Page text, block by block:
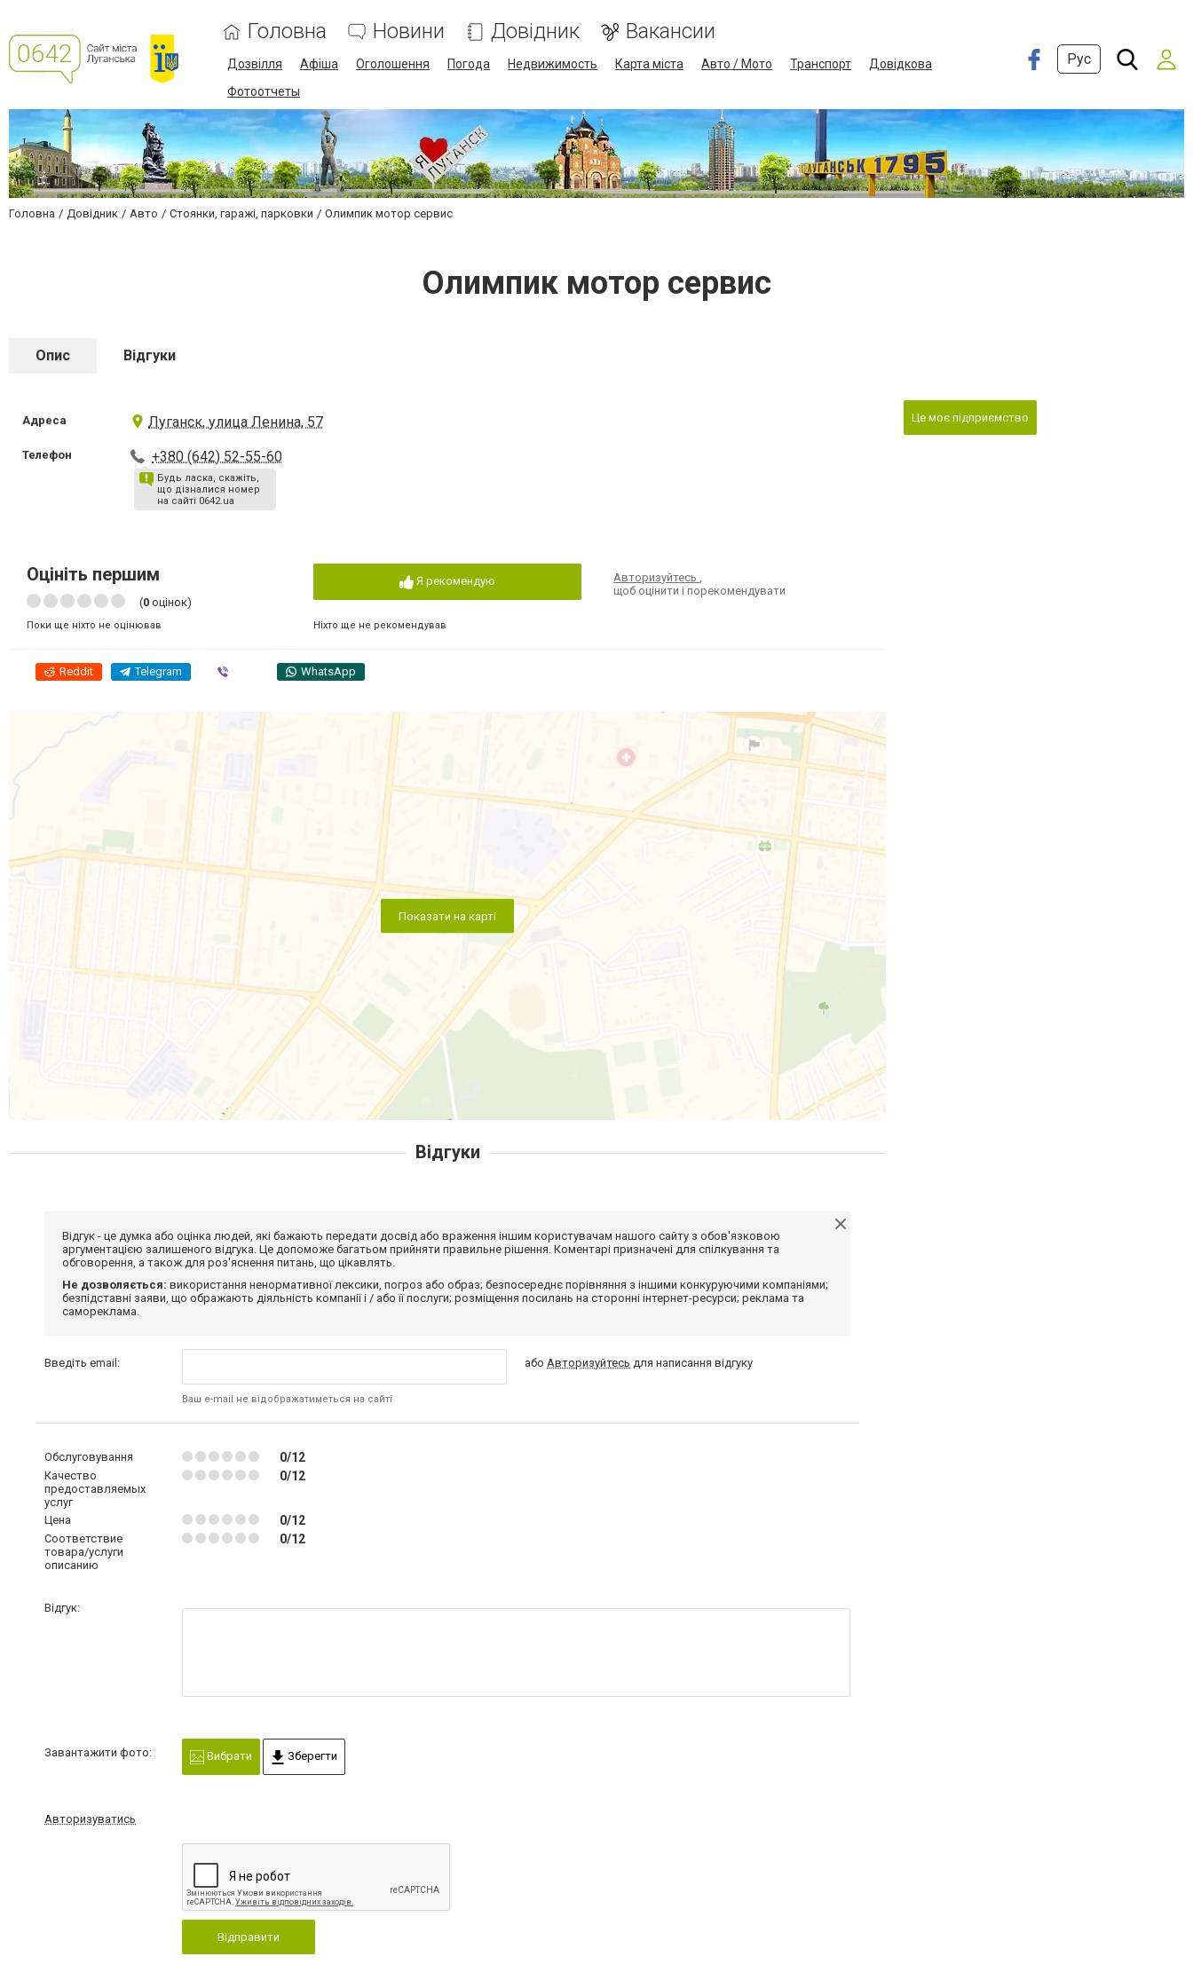
Головна Новини Довідник Вакансии
Дозвілля Афіша Оголошення Погода Недвижимость Карта міста Авто / Мото Транспорт
Довідкова
Фотоотчеты
Рус
Головна Довідник Авто Стоянки, гаражі, парковки Олимпик мотор сервис
Олимпик мотор сервис
Опис Відгуки
Адреса Луганск, улица Ленина, 57
Телефон +380 (642) 52-55-60
Будь ласка, скажіть,
що дізналися номер
на сайті 0642.ua
Оцініть першим
(0 оцінок)
Поки ще ніхто не оцінював
Я рекомендую
Ніхто ще не рекомендував
Авторизуйтесь,
щоб оцінити і порекомендувати
Reddit Telegram WhatsApp
Показати на карті
Це моє підприємство
Відгуки
Відгук - це думка або оцінка людей, які бажають передати досвід або враження іншим користувачам нашого сайту з обов'язковою
аргументацією залишеного відгука. Це допоможе багатьом прийняти правильне рішення. Коментарі призначені для спілкування та
обговорення, а також для роз'яснення питань, що цікавлять.
Не дозволяється: використання ненормативної лексики, погроз або образ; безпосереднє порівняння з іншими конкуруючими компаніями;
безпідставні заяви, що ображають діяльність компанії і / або її послуги; розміщення посилань на сторонні інтернет-ресурси; реклама та
самореклама.
Введіть email:
Ваш e-mail не відображатиметься на сайті
абоАвторизуйтесь для написання відгуку
Обслуговування 0/12
Качество
предоставляемых
услуг
0/12
Цена 0/12
Соответствие
товара/услуги
описанию
0/12
Відгук:
Завантажити фото: Вибрати Зберегти
Авторизуватись
Відправити